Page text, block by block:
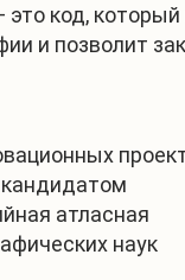
код,
и позволит
кандидатом
атласная
наук